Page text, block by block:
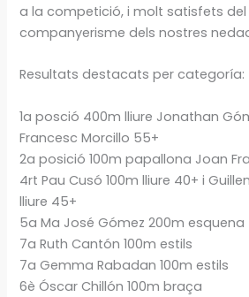
a la competició, i molt satisfets
companyerisme dels nostres
Resultats destacats per categoría:
1a posció 400m lliure Jonathan
Francesc Morcillo 55+
2a posició 100m papallona Joan
4rt Pau Cusó 100m lliure 40+ i
lliure 45+
5a Ma José Gómez 200m esquena
7a Ruth Cantón 100m estils
7a Gemma Rabadan 100m estils
6è Óscar Chillón 100m braça